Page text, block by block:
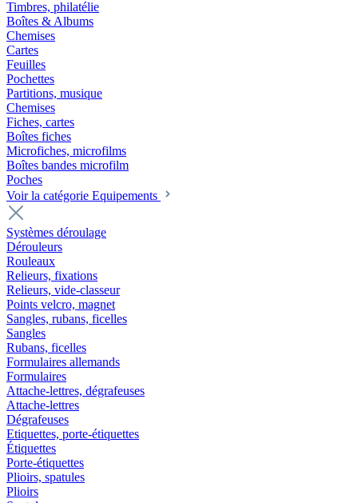
Timbres, philatélie
Boîtes & Albums
Chemises
Cartes
Feuilles
Pochettes
Partitions, musique
Chemises
Fiches, cartes
Boîtes fiches
Microfiches, microfilms
Boîtes bandes microfilm
Poches
Voir la catégorie Equipements
Systèmes déroulage
Dérouleurs
Rouleaux
Relieurs, fixations
Relieurs, vide-classeur
Points velcro, magnet
Sangles, rubans, ficelles
Sangles
Rubans, ficelles
Formulaires allemands
Formulaires
Attache-lettres, dégrafeuses
Attache-lettres
Dégrafeuses
Etiquettes, porte-étiquettes
Étiquettes
Porte-étiquettes
Plioirs, spatules
Plioirs